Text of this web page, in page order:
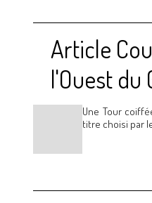
Article
l'Ouest du
Une Tour
titre choisi par